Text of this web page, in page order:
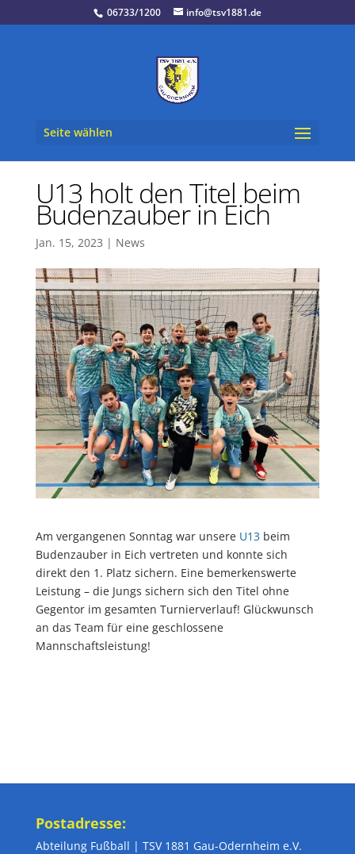
06733/1200 info@tsv1881.de
Seite wählen
U13 holt den Titel beim
Budenzauber in Eich
Jan. 15, 2023 | News
Am vergangenen Sonntag war unsere U13beim
Budenzauber in Eich vertreten und konnte sich
direkt den 1. Platz sichern. Eine bemerkenswerte
Leistung – die Jungs sichern sich den Titel ohne
Gegentor im gesamten Turnierverlauf! Glückwunsch
an das Team für eine geschlossene
Mannschaftsleistung!
Postadresse:
Abteilung Fußball | TSV 1881 Gau-Odernheim e.V.